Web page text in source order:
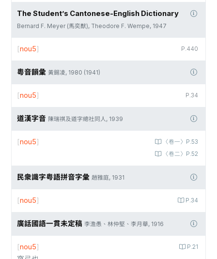
The Student’s Cantonese-English Dictionary
Bernard F. Meyer (馬奕猷), Theodore F. Wempe, 1947
P.440
[nou5]
粵音韻彙 黃錫凌, 1980 (1941)
P.34
[nou5]
道漢字音 陳瑞祺及道字總社同人, 1939
〈卷一〉P.53
〈卷二〉P.52
[nou5]
民衆識字粤語拼音字彙 趙雅庭, 1931
P.34
[nou5]
廣話國語一貫未定稿 李澹愚、林仲堅、李月華, 1916
P.21
[nou5]